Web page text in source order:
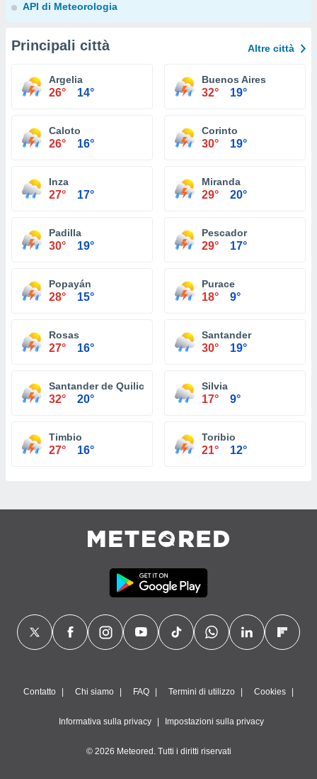
API di Meteorologia
Principali città Altre città
Argelia
26° 14°
Buenos Aires
32° 19°
Caloto
26° 16°
Corinto
30° 19°
Inza
27° 17°
Miranda
29° 20°
Padilla
30° 19°
Pescador
29° 17°
Popayán
28° 15°
Purace
18° 9°
Rosas
27° 16°
Santander
30° 19°
Santander de Quilichao
32° 20°
Silvia
17° 9°
Timbio
27° 16°
Toribio
21° 12°
Contatto Chi siamo FAQ Termini di utilizzo Cookies
Informativa sulla privacy Impostazioni sulla privacy
© 2026 Meteored. Tutti i diritti riservati